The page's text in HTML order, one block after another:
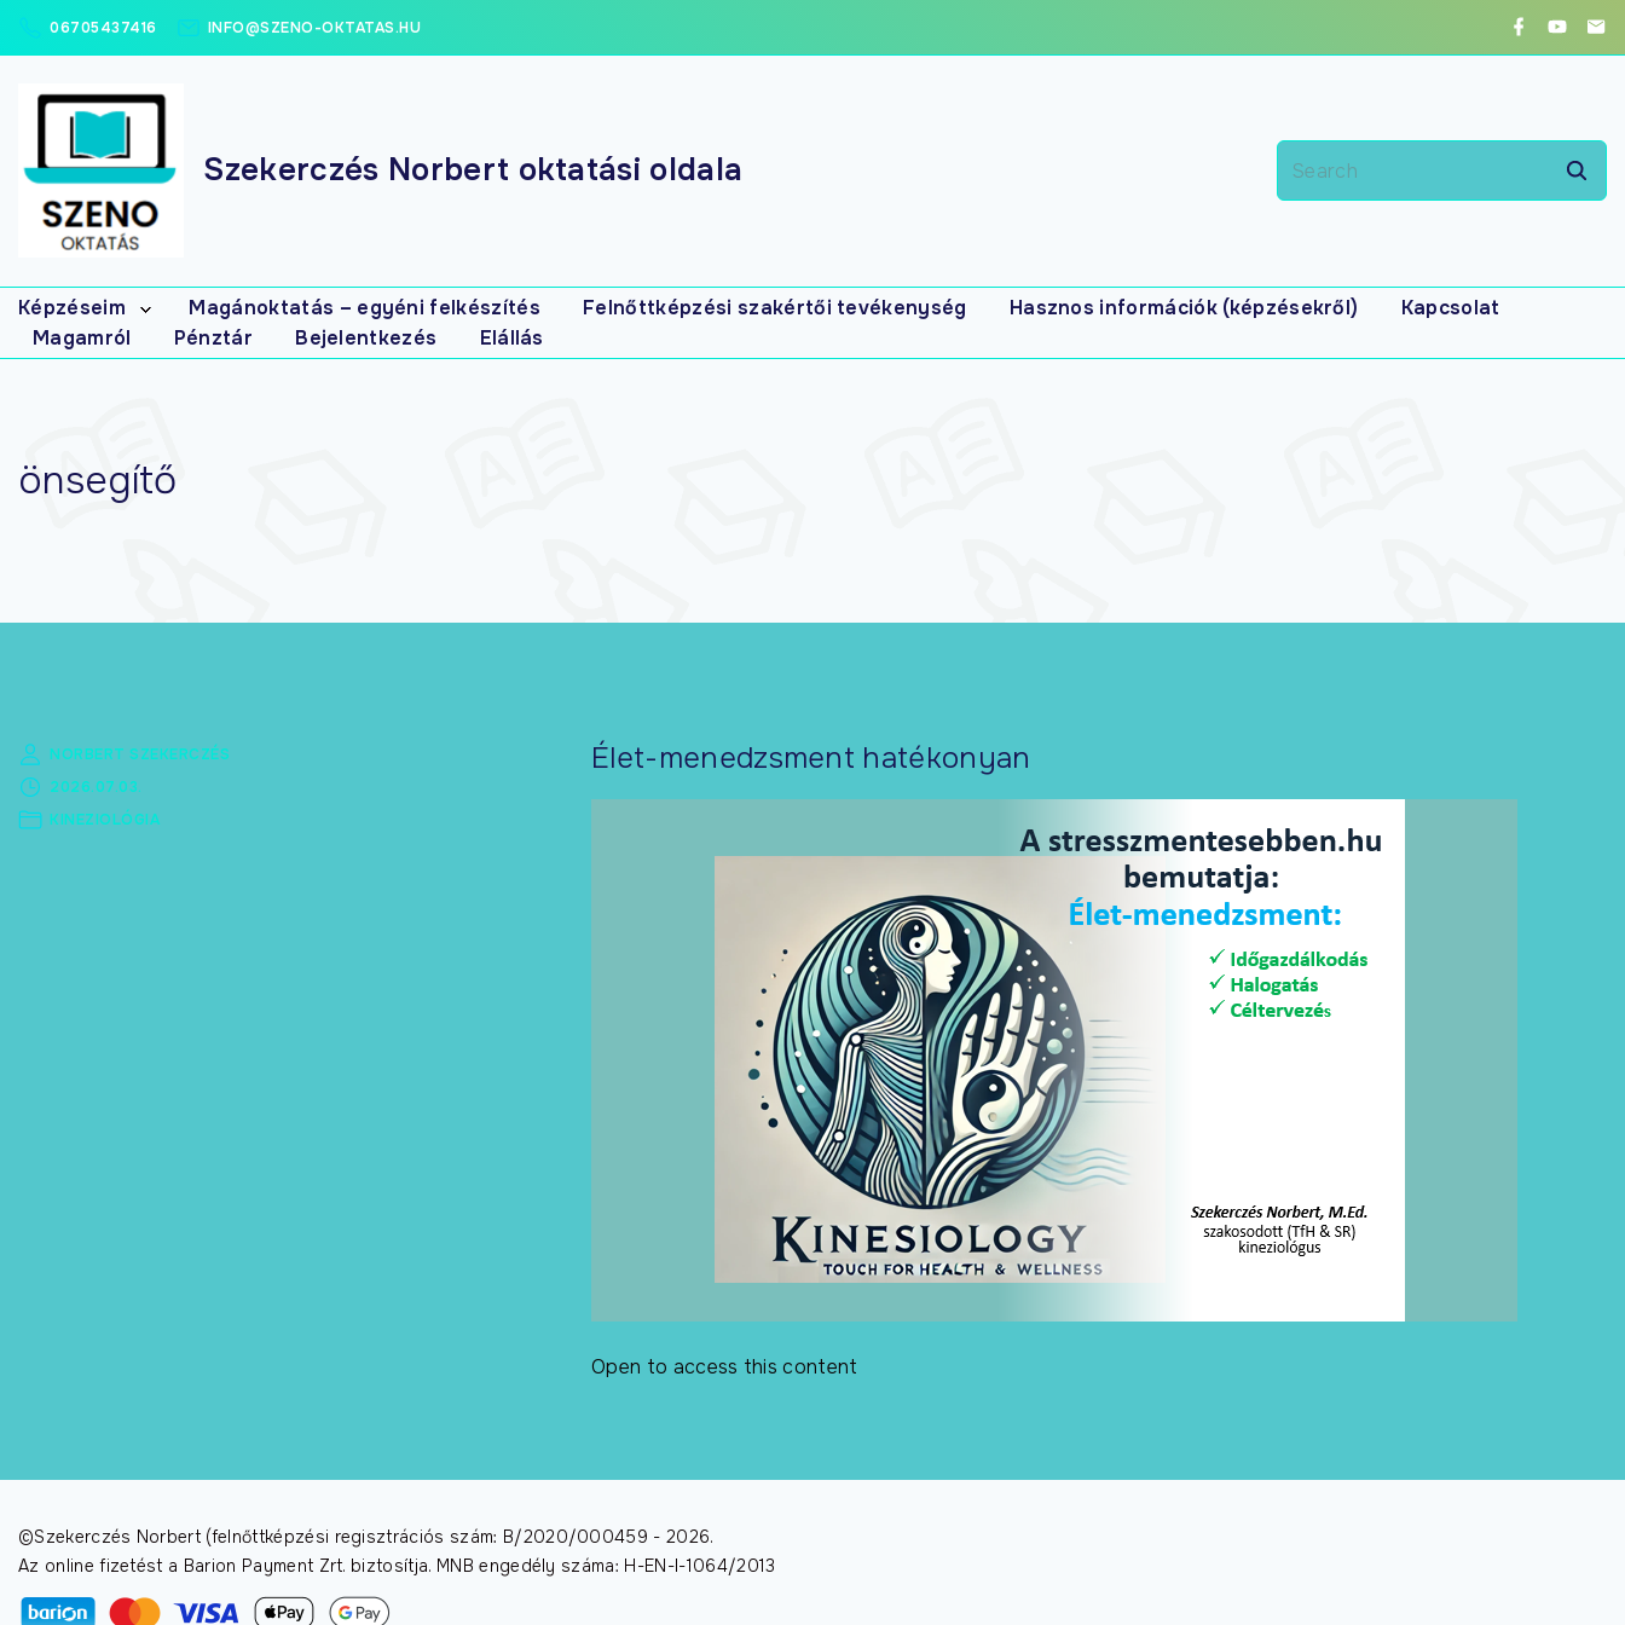
06705437416 INFO@SZENO-OKTATAS.HU
Szekerczés Norbert oktatási oldala
Képzéseim
Elsősegély
Gyógymasszőr
interaktív (írásbeli)
gyakorló-
tanfolyamok
Magánoktatás – egyéni felkészítés Felnőttképzési szakértői tevékenység Hasznos információk (képzésekről)
Kapcsolat
Magamról
Pénztár Bejelentkezés Elállás
önsegítő
NORBERT SZEKERCZÉS
2026.07.03.
KINEZIOLÓGIA
Élet-menedzsment hatékonyan
Open to access this content
©Szekerczés Norbert (felnőttképzési regisztrációs szám: B/2020/000459 -2026.
Az online fizetést a Barion Payment Zrt. biztosítja. MNB engedély száma: H-EN-I-1064/2013